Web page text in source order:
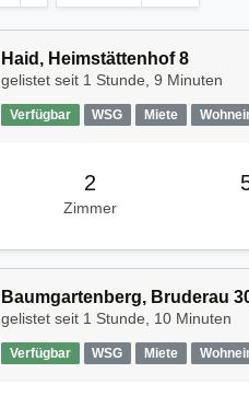
Haid, Heimstättenhof 8
gelistet seit 1 Stunde, 9 Minuten
Verfügbar WSG Miete
2
Zimmer
Baumgartenberg, Bruderau
gelistet seit 1 Stunde, 10 Minuten
Verfügbar WSG Miete